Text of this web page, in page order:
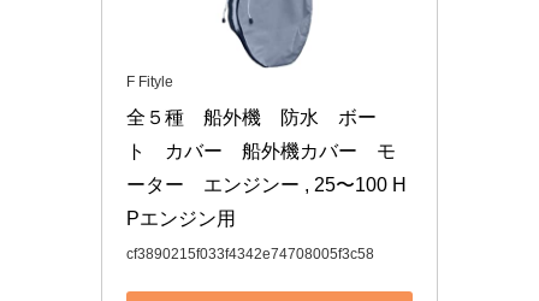
F Fityle
全５種　船外機　防水　ボー
ト　カバー　船外機カバー　モ
ーター　エンジンー , 25〜100 H
Pエンジン用
cf3890215f033f4342e74708005f3c58